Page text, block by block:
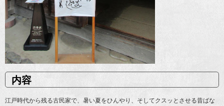
内容
江戸時代から残る古民家で、暑い夏をひんやり、そしてクスッとさせる昔ばな